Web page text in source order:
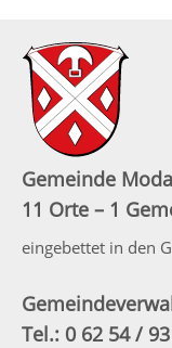
Gemeinde
11 Orte – 1
eingebettet in den
Tel.: 0 62 54 /